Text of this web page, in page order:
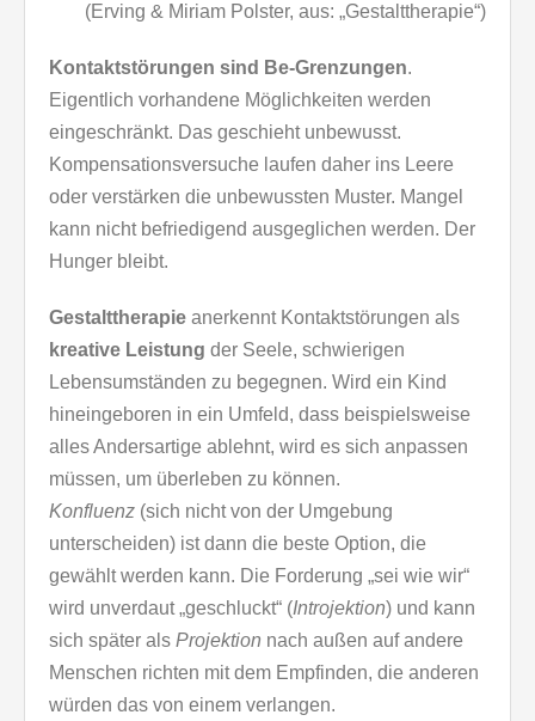
(Erving & Miriam Polster, aus: „Gestalttherapie“)
Kontaktstörungen sind Be-Grenzungen.
Eigentlich vorhandene Möglichkeiten werden
eingeschränkt. Das geschieht unbewusst.
Kompensationsversuche laufen daher ins Leere
oder verstärken die unbewussten Muster. Mangel
kann nicht befriedigend ausgeglichen werden. Der
Hunger bleibt.
Gestalttherapie anerkennt Kontaktstörungen als
kreative Leistung der Seele, schwierigen
Lebensumständen zu begegnen. Wird ein Kind
hineingeboren in ein Umfeld, dass beispielsweise
alles Andersartige ablehnt, wird es sich anpassen
müssen, um überleben zu können.
Konfluenz (sich nicht von der Umgebung
unterscheiden) ist dann die beste Option, die
gewählt werden kann. Die Forderung „sei wie wir“
wird unverdaut „geschluckt“ (Introjektion) und kann
sich später als Projektion nach außen auf andere
Menschen richten mit dem Empfinden, die anderen
würden das von einem verlangen.